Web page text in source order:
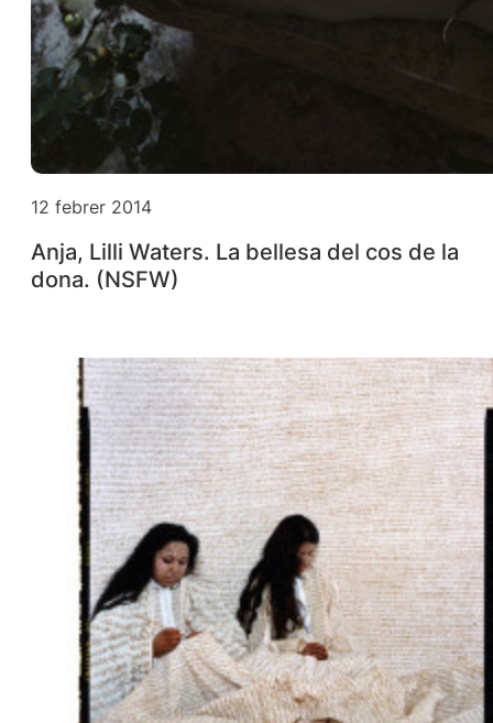
12 febrer 2014
Anja, Lilli Waters. La bellesa del cos de la
dona. (NSFW)